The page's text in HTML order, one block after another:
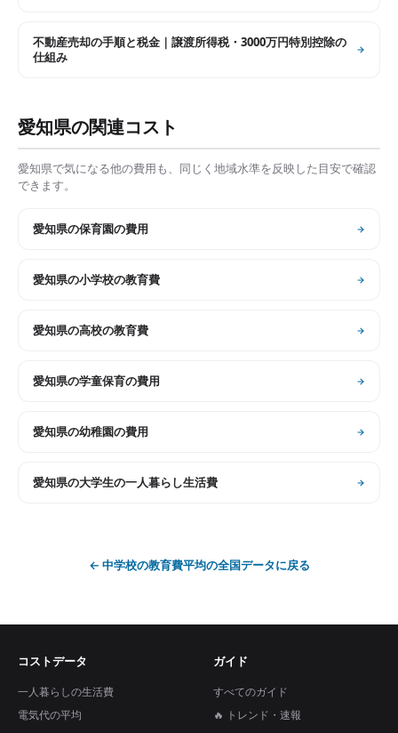
不動産売却の手順と税金｜譲渡所得税・3000万円特別控除の
仕組み
愛知県の関連コスト
愛知県で気になる他の費用も、同じく地域水準を反映した目安で確認
できます。
愛知県の保育園の費用
愛知県の小学校の教育費
愛知県の高校の教育費
愛知県の学童保育の費用
愛知県の幼稚園の費用
愛知県の大学生の一人暮らし生活費
← 中学校の教育費平均の全国データに戻る
コストデータ
一人暮らしの生活費
電気代の平均
ガイド
すべてのガイド
🔥 トレンド・速報